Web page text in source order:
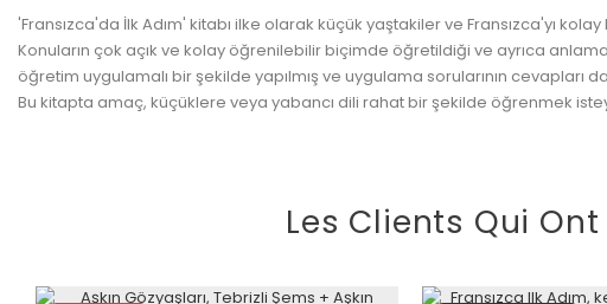
'Fransızca'da İlk Adım' kitabı ilke olarak küçük yaştakiler ve Fransızca'yı kolay
Konuların çok açık ve kolay öğrenilebilir biçimde öğretildiği ve ayrıca
öğretim uygulamalı bir şekilde yapılmış ve uygulama sorularının cevapları
Bu kitapta amaç, küçüklere veya yabancı dili rahat bir şekilde öğrenmek
Les Clients Qui